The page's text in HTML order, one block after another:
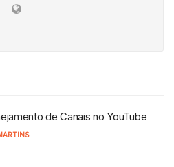
de Canais no YouTube